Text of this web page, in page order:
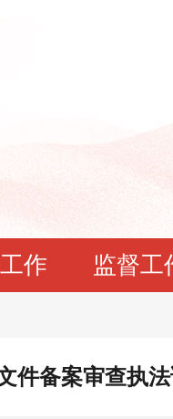
作 监督工
件备案审查执